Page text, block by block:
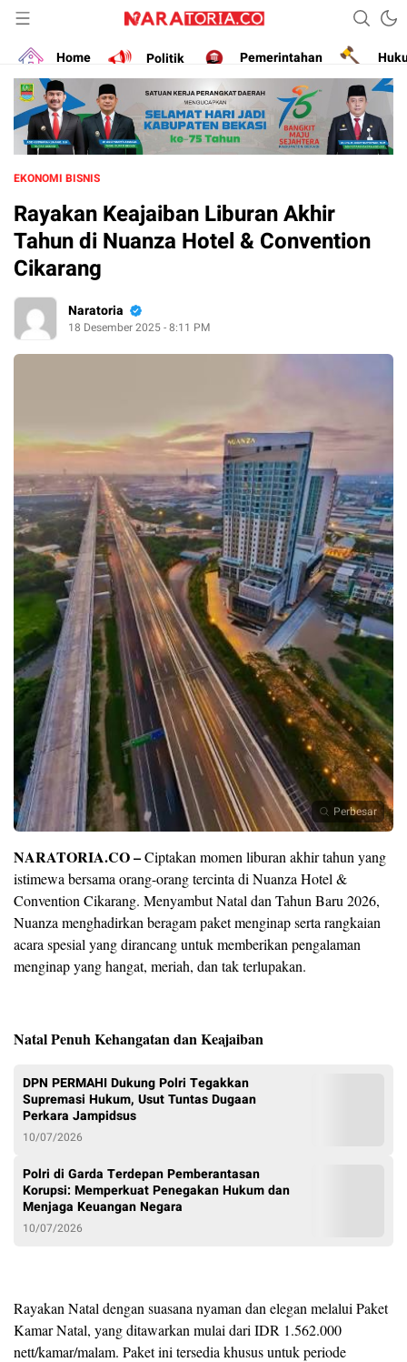
naratoria.co
Narasikan Fakta dan Data
Home
Politik Pemerintahan
EKONOMI BISNIS
Rayakan Keajaiban Liburan Akhir
Tahun di Nuanza Hotel & Convention
Cikarang
Naratoria
18 Desember 2025 - 8:11 PM
Perbesar
NARATORIA.CO –Ciptakan momen liburan akhir tahun yang
istimewa bersama orang-orang tercinta di Nuanza Hotel &
Convention Cikarang. Menyambut Natal dan Tahun Baru 2026,
Nuanza menghadirkan beragam paket menginap serta rangkaian
acara spesial yang dirancang untuk memberikan pengalaman
menginap yang hangat, meriah, dan tak terlupakan.
Natal Penuh Kehangatan dan Keajaiban
DPN PERMAHI Dukung Polri Tegakkan
Supremasi Hukum, Usut Tuntas Dugaan
Perkara Jampidsus
10/07/2026
Polri di Garda Terdepan Pemberantasan
Korupsi: Memperkuat Penegakan Hukum dan
Menjaga Keuangan Negara
10/07/2026
Rayakan Natal dengan suasana nyaman dan elegan melalui Paket
Kamar Natal, yang ditawarkan mulai dari IDR 1.562.000
nett/kamar/malam. Paket ini tersedia khusus untuk periode